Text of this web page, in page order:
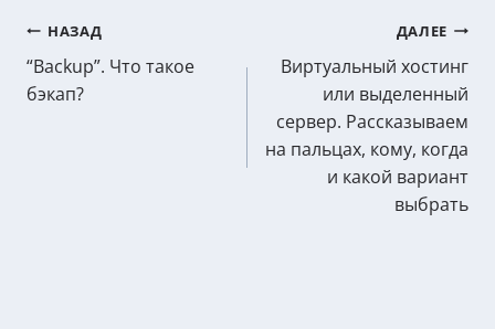
Post
navigation
НАЗАД
“Backup”. Что такое
бэкап?
ДАЛЕЕ
Виртуальный хостинг
или выделенный
сервер. Рассказываем
на пальцах, кому, когда
и какой вариант
выбрать